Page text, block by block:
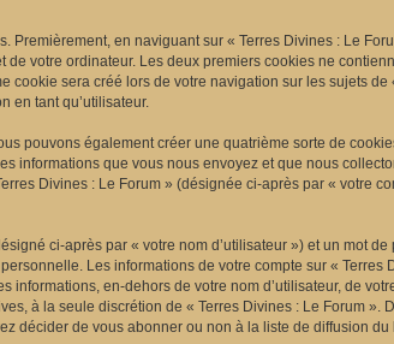
Premièrement, en naviguant sur « Terres Divines : Le
votre ordinateur. Les deux premiers cookies ne
sera créé lors de votre navigation sur les sujets
en tant qu’utilisateur.
pouvons également créer une quatrième sorte de
informations que vous nous envoyez et que nous
Divines : Le Forum » (désignée ci-après par « votre
ci-après par « votre nom d’utilisateur ») et un mot
Les informations de votre compte sur «
informations, en-dehors de votre nom d’utilisateur, de
à la seule discrétion de « Terres Divines : Le Forum
décider de vous abonner ou non à la liste de diffusion